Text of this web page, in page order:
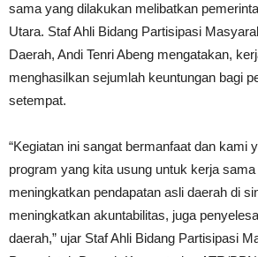
sama yang dilakukan melibatkan
Utara. Staf Ahli Bidang Partisipasi
Daerah, Andi Tenri Abeng mengatakan,
menghasilkan sejumlah keuntungan bagi
setempat.
“Kegiatan ini sangat bermanfaat dan kami
program yang kita usung untuk kerja
meningkatkan pendapatan asli daerah di
meningkatkan akuntabilitas, juga
daerah,” ujar Staf Ahli Bidang Partisipasi